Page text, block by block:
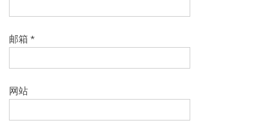
邮箱 *
网站